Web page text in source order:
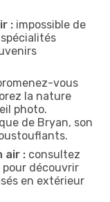
: impossible de
vous
la nature
photo.
de Bryan, son
air : consultez
pour découvrir
en extérieur